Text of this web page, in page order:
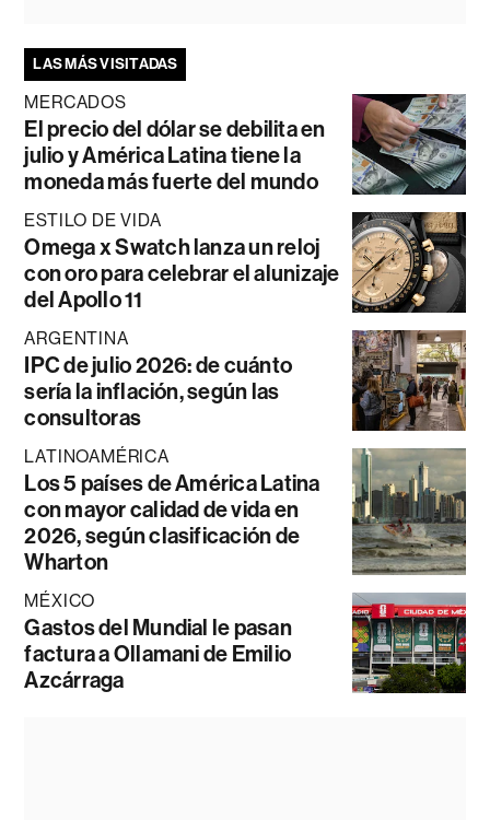
LAS MÁS VISITADAS
MERCADOS
El precio del dólar se debilita en
julio y América Latina tiene la
moneda más fuerte del mundo
ESTILO DE VIDA
Omega x Swatch lanza un reloj
con oro para celebrar el alunizaje
del Apollo 11
ARGENTINA
IPC de julio 2026: de cuánto
sería la inflación, según las
consultoras
LATINOAMÉRICA
Los 5 países de América Latina
con mayor calidad de vida en
2026, según clasificación de
Wharton
MÉXICO
Gastos del Mundial le pasan
factura a Ollamani de Emilio
Azcárraga